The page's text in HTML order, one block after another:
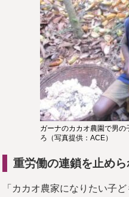
ガーナのカカオ農園で男の
ろ（写真提供：ACE）
重労働の連鎖を止め
「カカオ農家になりたい子